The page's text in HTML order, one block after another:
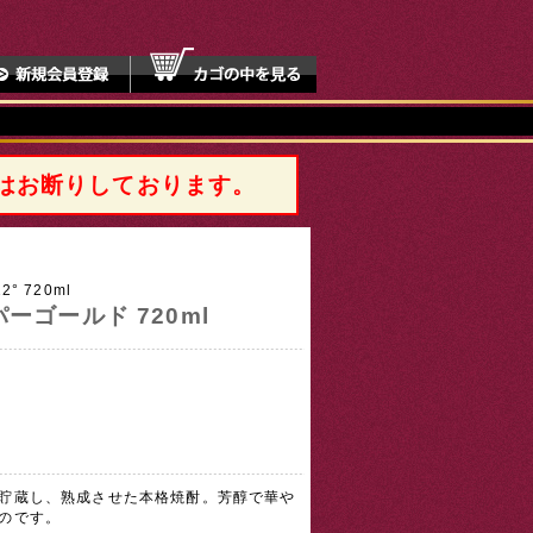
断りしております。
720ml
ーゴールド 720ml
蔵し、熟成させた本格焼酎。芳醇で華や
です。